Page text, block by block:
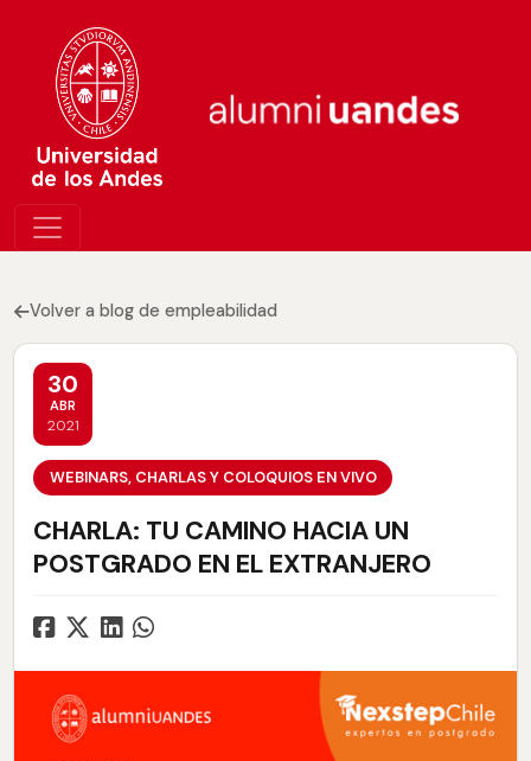
Volver a blog de empleabilidad
30
ABR
2021
WEBINARS, CHARLAS Y COLOQUIOS EN VIVO
CHARLA: TU CAMINO HACIA UN
POSTGRADO EN EL EXTRANJERO